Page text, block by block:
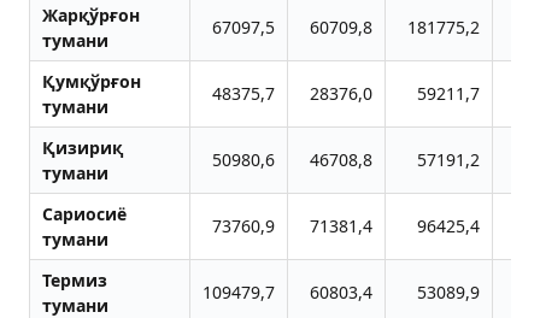
Жарқўрғон
тумани
67097,5 60709,8 181775,2
Қумқўрғон
тумани
48375,7 28376,0 59211,7
Қизириқ
тумани
50980,6 46708,8 57191,2
Сариосиё
тумани
73760,9 71381,4 96425,4
Термиз
тумани
109479,7 60803,4 53089,9